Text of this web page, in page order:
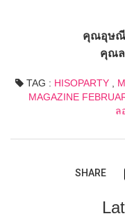
คุณอุษณี
คุณล
TAG : HISOPARTY
MAGAZINE
ล
SHARE